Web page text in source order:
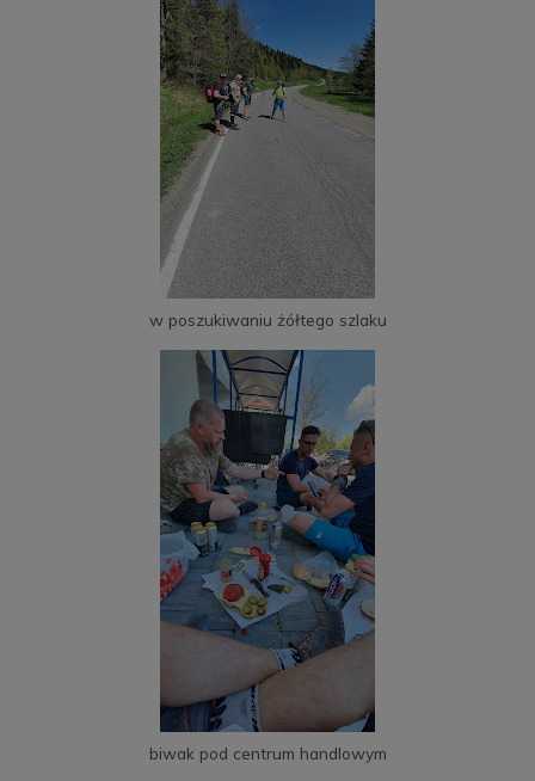
w poszukiwaniu żółtego szlaku
biwak pod centrum handlowym